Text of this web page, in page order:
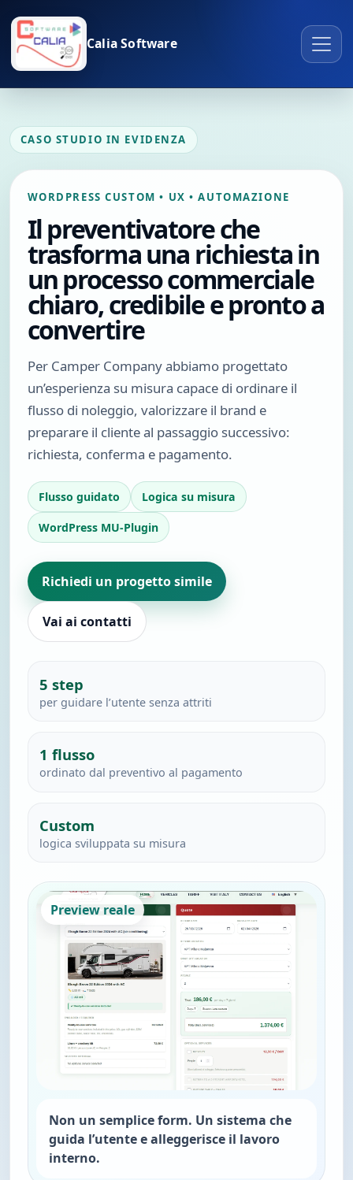
Calia Software
CASO STUDIO IN EVIDENZA
WORDPRESS CUSTOM • UX • AUTOMAZIONE
Il preventivatore che
trasforma una richiesta in
un processo commerciale
chiaro, credibile e pronto a
convertire
Per Camper Company abbiamo progettato
un’esperienza su misura capace di ordinare il
flusso di noleggio, valorizzare il brand e
preparare il cliente al passaggio successivo:
richiesta, conferma e pagamento.
Flusso guidato Logica su misura
WordPress MU-Plugin
Richiedi un progetto simile
Vai ai contatti
5 step
per guidare l’utente senza attriti
1 flusso
ordinato dal preventivo al pagamento
Custom
logica sviluppata su misura
Preview reale
Non un semplice form. Un sistema che
guida l’utente e alleggerisce il lavoro
interno.